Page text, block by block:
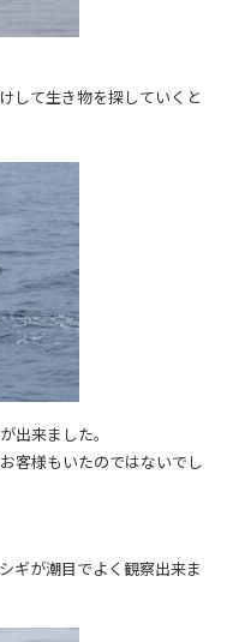
して生き物を探していくと
出来ました。
客様もいたのではないでし
ギが潮目でよく観察出来ま